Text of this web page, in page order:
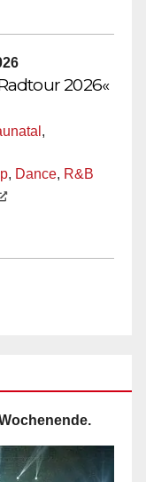
2026«
,
, Dance, R&B